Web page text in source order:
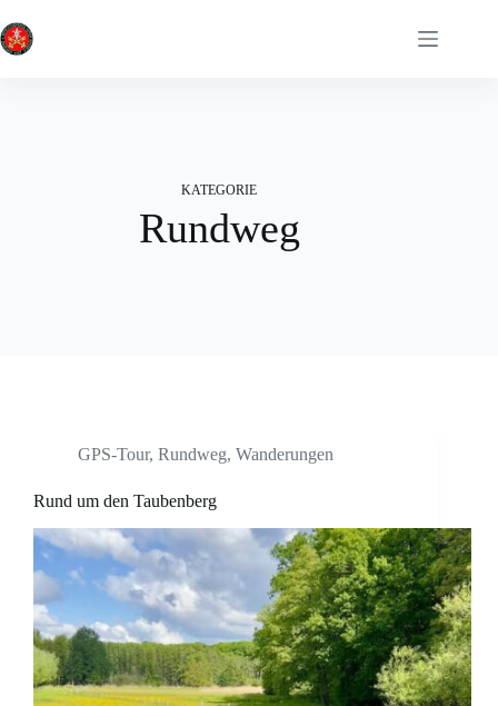
Inhalt
springen
KATEGORIE
Rundweg
GPS-Tour, Rundweg, Wanderungen
Rund um den Taubenberg